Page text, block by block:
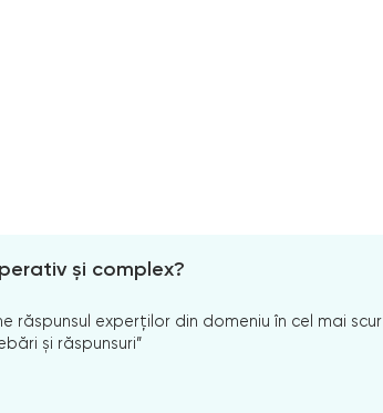
și complex?
răspunsul experților din domeniu în cel mai
și răspunsuri”